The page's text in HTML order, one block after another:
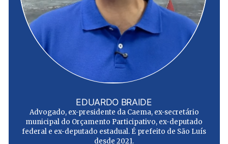
EDUARDO BRAIDE
Advogado, ex-presidente da Caema, ex-secretário
municipal do Orçamento Participativo, ex-deputado
federal e ex-deputado estadual. É prefeito de São Luís
desde 2021.